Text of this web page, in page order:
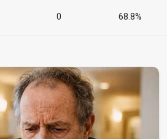
0 68.8%